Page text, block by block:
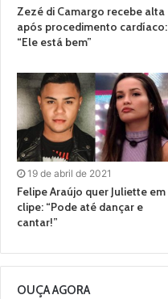
Zezé di Camargo recebe alta
após procedimento cardíaco:
“Ele está bem”
19 de abril de 2021
Felipe Araújo quer Juliette em
clipe: “Pode até dançar e
cantar!”
OUÇA AGORA